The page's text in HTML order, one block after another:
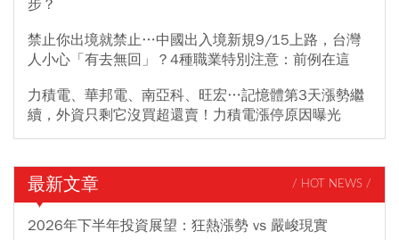
步？
禁止你出境就禁止…中國出入境新規9/15上路，台灣
人小心「有去無回」？4種職業特別注意：前例在這
力積電、華邦電、南亞科、旺宏…記憶體第3天漲勢繼
續，外資只剩它沒買超還賣！力積電漲停原因曝光
最新文章 / HOT NEWS /
2026年下半年投資展望：狂熱漲勢 vs 嚴峻現實